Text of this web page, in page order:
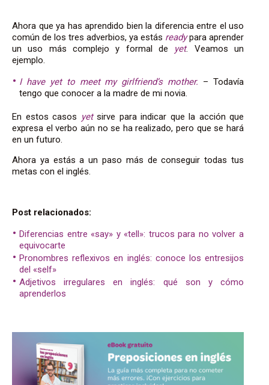
Ahora que ya has aprendido bien la diferencia entre el uso
común de los tres adverbios, ya estás readypara aprender
un uso más complejo y formal de yet. Veamos un
ejemplo.
I have yet to meet my girlfriend’s mother. – Todavía
tengo que conocer a la madre de mi novia.
En estos casos yetsirve para indicar que la acción que
expresa el verbo aún no se ha realizado, pero que se hará
en un futuro.
Ahora ya estás a un paso más de conseguir todas tus
metas con el inglés.
Post relacionados:
Diferencias entre «say» y «tell»: trucos para no volver a
equivocarte
Pronombres reflexivos en inglés: conoce los entresijos
del «self»
Adjetivos irregulares en inglés: qué son y cómo
aprenderlos